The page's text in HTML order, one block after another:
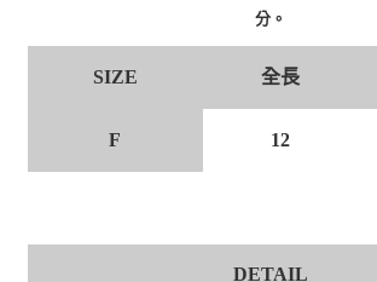
分。
SIZE 全長
F 12
DETAIL